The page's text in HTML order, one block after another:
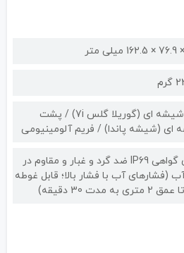
جلو شیشه ای (گوریلا گلس 7i) / پشت
ای (شیشه پاندا) / فریم آلومینیومی
دارای گواهی IP69 ضد گرد و غبار و مقاوم در
آب (فشارهای آب با فشار بالا؛ قابل غوطه
به مدت 30 دقیقه)